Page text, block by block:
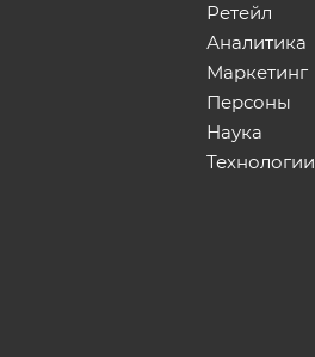
Ретейл
Аналитика
Маркетинг
Персоны
Наука
Технологии